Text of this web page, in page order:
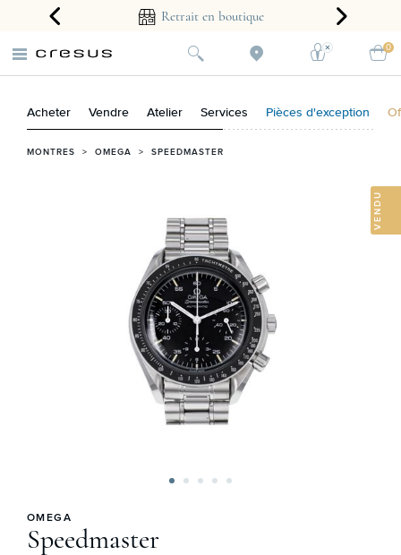
2 ans Retrait en boutique
0
Acheter Vendre Atelier Services Pièces d'exception
MONTRES > OMEGA > SPEEDMASTER
VENDU
OMEGA
Speedmaster